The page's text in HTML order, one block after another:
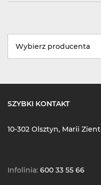
Wybierz producenta
SZYBKI KONTAKT
10-302 Olsztyn, Marii
Infolinia: 600 33 55 66